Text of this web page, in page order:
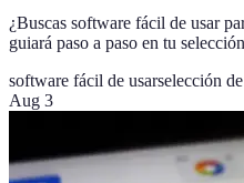
¿Buscas software fácil de usar
guiará paso a paso en tu
software fácil de usarselección
Aug 3